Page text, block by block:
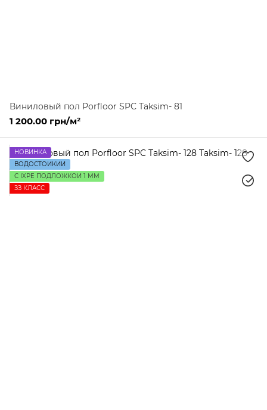
Виниловый пол Porfloor SPC Taksim- 81
1 200.00 грн/м²
НОВИНКА
ВОДОСТОЙКИЙ
С IXPE ПОДЛОЖКОЙ 1 ММ
ЗЗ КЛАСС